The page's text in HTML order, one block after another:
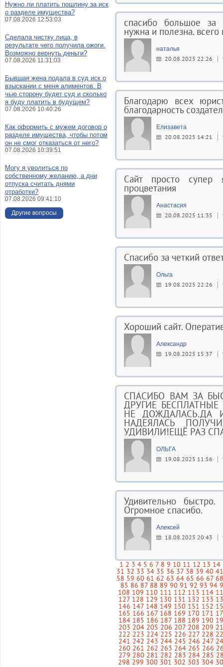
спасибо большое за
нужна и полезна.
наталья
20.08.2025 22:26
Благодарю всех
благодарность
Елизавета
20.08.2025 14:21
Сайт просто
процветания
Анастасия
20.08.2025 11:35
Спасибо за четкий
Ольга
19.08.2025 22:26
Хороший сайт.
Александр
19.08.2025 15:37
СПАСИБО ВАМ ЗА
ДРУГИЕ
НЕ ДОЖДАЛАСЬ.ДА
НАДЕЯЛАСЬ
УДИВИЛИ!ЕЩЁ РАЗ
ОЛЬГА
19.08.2025 11:56
Удивительно
Огромное спасибо.
Алексей
18.08.2025 20:43
1 2 3 4 5 6 7 8 9 10 11 12 13 14
31 32 33 34 35 36 37 38 39 40
58 59 60 61 62 63 64 65 66 67 68
85 86 87 88 89 90 91 92 93 94
108 109 110 111 112 113 114
127 128 129 130 131 132 133
146 147 148 149 150 151 152
165 166 167 168 169 170 171
184 185 186 187 188 189 190
203 204 205 206 207 208 209
222 223 224 225 226 227 228
241 242 243 244 245 246 247
260 261 262 263 264 265 266
279 280 281 282 283 284 285
298 299 300 301 302 303 304
Нужно ли платить пошлину за иск
о разделе имущества?
07.08.2026 12:53:03
Сделала чистку лица, в
результате чего получила ожоги.
Возможно вернуть деньги?
07.08.2026 11:31:03
Бывшая жена подала в суд иск о
взыскании с меня алиментов. В
чью сторону будет суд и сколько
я буду платить в будущем?
07.08.2026 10:40:26
Как оформить с мужем договор о
разделе имущества, чтобы потом
он не смог отказаться от него?
07.08.2026 10:39:51
Могу я уволиться по
собственному желанию, а дни
отпуска считать днями
отработки?
07.08.2026 09:41:10
Другие вопросы